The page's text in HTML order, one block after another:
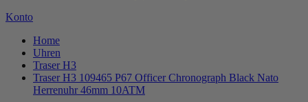
Konto
Home
Uhren
Traser H3
Traser H3 109465 P67 Officer Chronograph Black Nato
Herrenuhr 46mm 10ATM